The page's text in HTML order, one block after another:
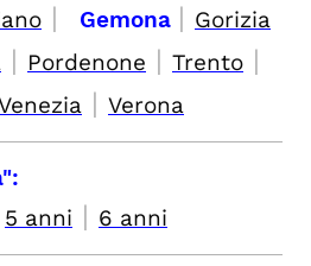
| Gemona | Gorizia
| Pordenone | Trento |
| Verona
5 anni | 6 anni